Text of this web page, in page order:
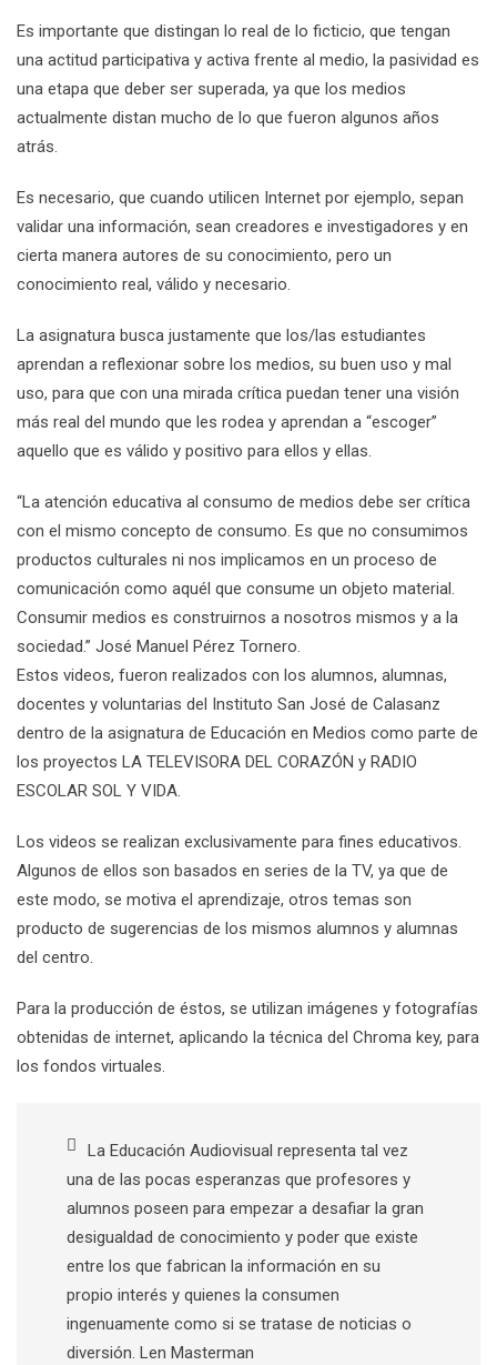
Es importante que distingan lo real de lo ficticio, que tengan
una actitud participativa y activa frente al medio, la pasividad es
una etapa que deber ser superada, ya que los medios
actualmente distan mucho de lo que fueron algunos años
atrás.
Es necesario, que cuando utilicen Internet por ejemplo, sepan
validar una información, sean creadores e investigadores y en
cierta manera autores de su conocimiento, pero un
conocimiento real, válido y necesario.
La asignatura busca justamente que los/las estudiantes
aprendan a reflexionar sobre los medios, su buen uso y mal
uso, para que con una mirada crítica puedan tener una visión
más real del mundo que les rodea y aprendan a “escoger”
aquello que es válido y positivo para ellos y ellas.
“La atención educativa al consumo de medios debe ser crítica
con el mismo concepto de consumo. Es que no consumimos
productos culturales ni nos implicamos en un proceso de
comunicación como aquél que consume un objeto material.
Consumir medios es construirnos a nosotros mismos y a la
sociedad.” José Manuel Pérez Tornero.
Estos videos, fueron realizados con los alumnos, alumnas,
docentes y voluntarias del Instituto San José de Calasanz
dentro de la asignatura de Educación en Medios como parte de
los proyectos LA TELEVISORA DEL CORAZÓN y RADIO
ESCOLAR SOL Y VIDA.
Los videos se realizan exclusivamente para fines educativos.
Algunos de ellos son basados en series de la TV, ya que de
este modo, se motiva el aprendizaje, otros temas son
producto de sugerencias de los mismos alumnos y alumnas
del centro.
Para la producción de éstos, se utilizan imágenes y fotografías
obtenidas de internet, aplicando la técnica del Chroma key, para
los fondos virtuales.
La Educación Audiovisual representa tal vez
una de las pocas esperanzas que profesores y
alumnos poseen para empezar a desafiar la gran
desigualdad de conocimiento y poder que existe
entre los que fabrican la información en su
propio interés y quienes la consumen
ingenuamente como si se tratase de noticias o
diversión. Len Masterman